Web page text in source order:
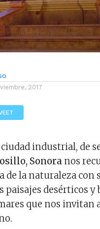
2017
ciudad industrial, de
Sonora nos
de la naturaleza con
paisajes desérticos y
que nos invitan